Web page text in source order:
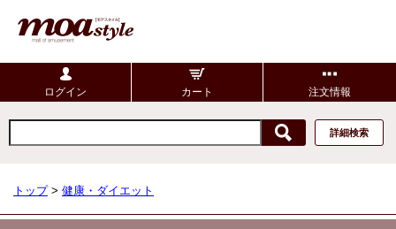
ログイン カート 注文情報
詳細検索
トップ> 健康・ダイエット